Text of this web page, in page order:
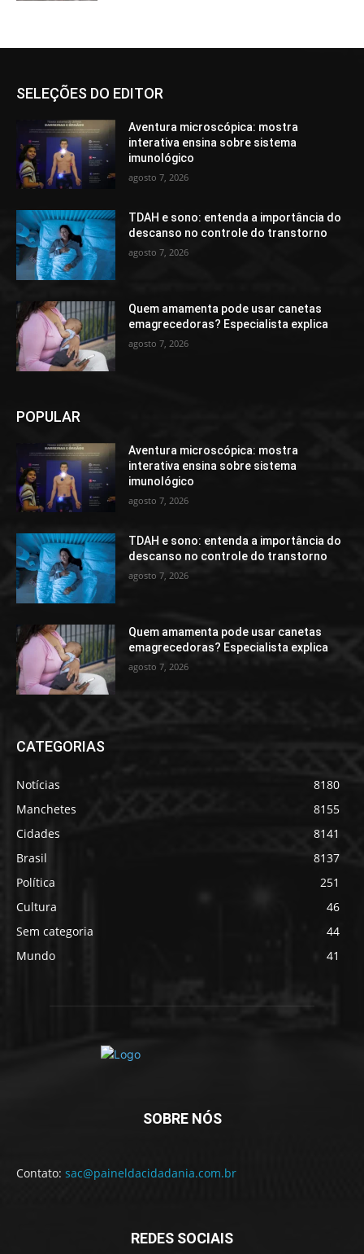
SELEÇÕES DO EDITOR
Aventura microscópica: mostra
interativa ensina sobre sistema
imunológico
agosto 7, 2026
TDAH e sono: entenda a importância do
descanso no controle do transtorno
agosto 7, 2026
Quem amamenta pode usar canetas
emagrecedoras? Especialista explica
agosto 7, 2026
POPULAR
Aventura microscópica: mostra
interativa ensina sobre sistema
imunológico
agosto 7, 2026
TDAH e sono: entenda a importância do
descanso no controle do transtorno
agosto 7, 2026
Quem amamenta pode usar canetas
emagrecedoras? Especialista explica
agosto 7, 2026
CATEGORIAS
Notícias
8180
Manchetes
8155
Cidades
8141
Brasil
8137
Política
251
Cultura
46
Sem categoria
44
Mundo
41
SOBRE NÓS
Contato: sac@paineldacidadania.com.br
REDES SOCIAIS